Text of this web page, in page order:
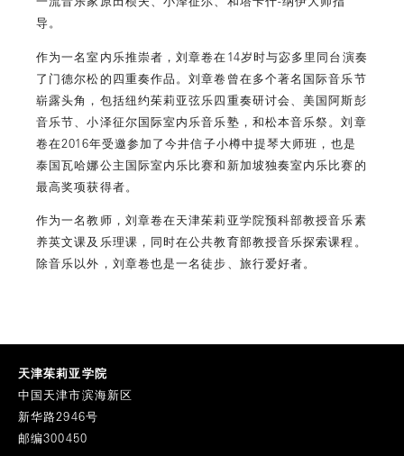
导。
作为一名室内乐推崇者，刘章卷在14岁时与宓多里同台演奏
了门德尔松的四重奏作品。刘章卷曾在多个著名国际音乐节
崭露头角，包括纽约茱莉亚弦乐四重奏研讨会、美国阿斯彭
音乐节、小泽征尔国际室内乐音乐塾，和松本音乐祭。刘章
卷在2016年受邀参加了今井信子小樽中提琴大师班，也是
泰国瓦哈娜公主国际室内乐比赛和新加坡独奏室内乐比赛的
最高奖项获得者。
作为一名教师，刘章卷在天津茱莉亚学院预科部教授音乐素
养英文课及乐理课，同时在公共教育部教授音乐探索课程。
除音乐以外，刘章卷也是一名徒步、旅行爱好者。
天津茱莉亚学院
中国天津市滨海新区
新华路2946号
邮编300450